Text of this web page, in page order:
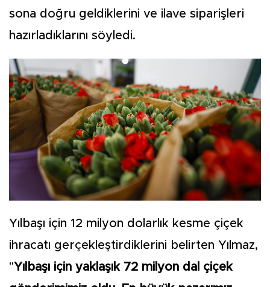
sona doğru geldiklerini ve ilave siparişleri
hazırladıklarını söyledi.
Yılbaşı için 12 milyon dolarlık kesme çiçek
ihracatı gerçekleştirdiklerini belirten Yılmaz,
"Yılbaşı için yaklaşık 72 milyon dal çiçek